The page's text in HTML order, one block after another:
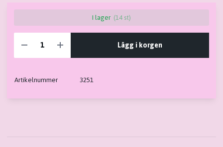
I lager (14 st)
Lägg i korgen
Artikelnummer 3251